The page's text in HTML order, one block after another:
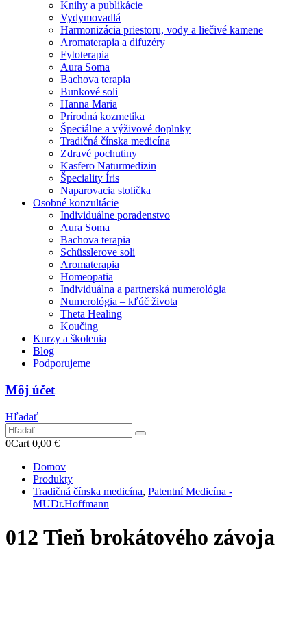
Knihy a publikácie
Vydymovadlá
Harmonizácia priestoru, vody a liečivé kamene
Aromaterapia a difuzéry
Fytoterapia
Aura Soma
Bachova terapia
Bunkové soli
Hanna Maria
Prírodná kozmetika
Špeciálne a výživové doplnky
Tradičná čínska medicína
Zdravé pochutiny
Kasfero Naturmedizin
Špeciality Íris
Naparovacia stolička
Osobné konzultácie
Individuálne poradenstvo
Aura Soma
Bachova terapia
Schüsslerove soli
Aromaterapia
Homeopatia
Individuálna a partnerská numerológia
Numerológia – kľúč života
Theta Healing
Koučing
Kurzy a školenia
Blog
Podporujeme
Môj účet
Hľadať
0Cart 0,00 €
Domov
Produkty
Tradičná čínska medicína, Patentní Medicína -
MUDr.Hoffmann
012 Tieň brokátového závoja